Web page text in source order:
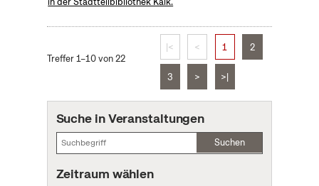
Treffer 1–10 von 22
|< < 1 2
3 > >|
Suche in Veranstaltungen
Suchen
Zeitraum wählen